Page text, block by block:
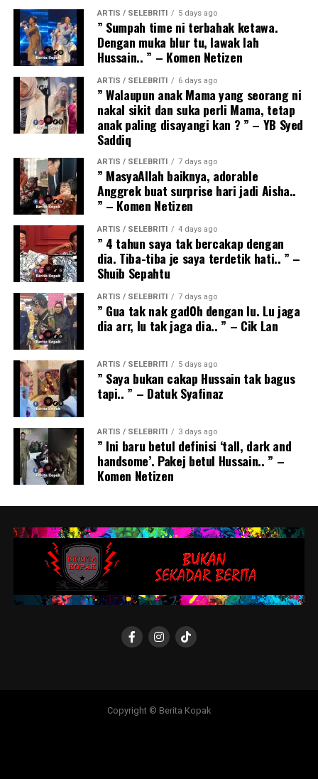
ARTIS / SELEBRITI 5 days ago
” Sumpah time ni terbahak ketawa.
Dengan muka blur tu, lawak lah
Hussain.. ” – Komen Netizen
ARTIS / SELEBRITI 6 days ago
” Walaupun anak Mama yang seorang ni
nakal sikit dan suka perli Mama, tetap
anak paling disayangi kan ? ” – YB Syed
Saddiq
ARTIS / SELEBRITI 7 days ago
” MasyaAllah baiknya, adorable
Anggrek buat surprise hari jadi Aisha..
” – Komen Netizen
ARTIS / SELEBRITI 4 days ago
” 4 tahun saya tak bercakap dengan
dia. Tiba-tiba je saya terdetik hati.. ” –
Shuib Sepahtu
ARTIS / SELEBRITI 7 days ago
” Gua tak nak gad0h dengan lu. Lu jaga
dia arr, lu tak jaga dia.. ” – Cik Lan
ARTIS / SELEBRITI 5 days ago
” Saya bukan cakap Hussain tak bagus
tapi.. ” – Datuk Syafinaz
ARTIS / SELEBRITI 3 days ago
” Ini baru betul definisi ‘tall, dark and
handsome’. Pakej betul Hussain.. ” –
Komen Netizen
Copyright © Berita Kopak